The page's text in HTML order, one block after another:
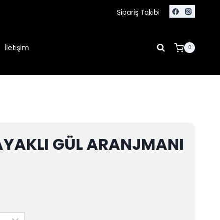
Sipariş Takibi
İletişim 0
GÜL ARANJMANI